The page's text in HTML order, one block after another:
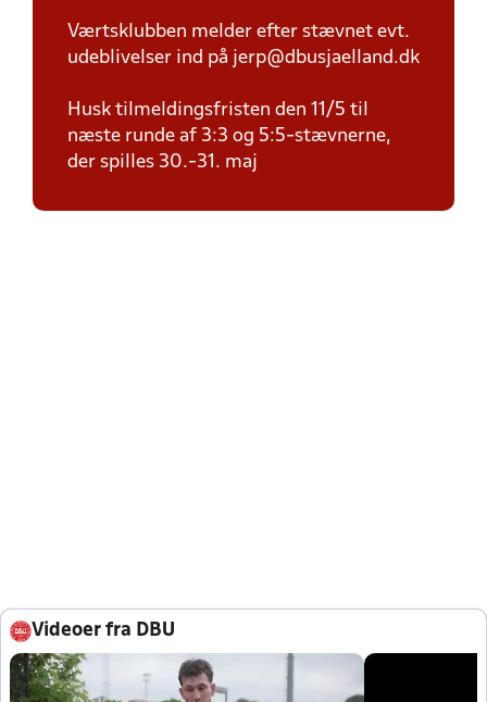
Værtsklubben melder efter stævnet evt.
udeblivelser ind på jerp@dbusjaelland.dk
Husk tilmeldingsfristen den 11/5 til
næste runde af 3:3 og 5:5-stævnerne,
der spilles 30.-31. maj
Videoer fra DBU